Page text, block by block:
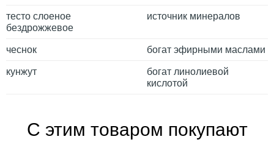
тесто слоеное
бездрожжевое
источник минералов
чеснок богат эфирными маслами
кунжут
богат линолиевой
кислотой
С этим товаром покупают